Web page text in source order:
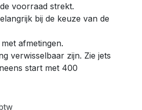
voorraad strekt.
bij de keuze van de
afmetingen.
verwisselbaar zijn. Zie jets
start met 400